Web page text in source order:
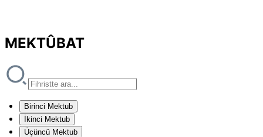
MEKTÛBAT
Birinci Mektub
İkinci Mektub
Üçüncü Mektub